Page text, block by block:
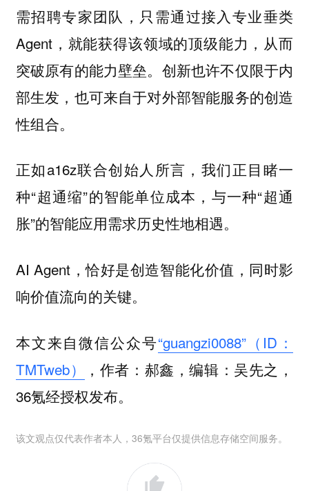
需招聘专家团队，只需通过接入专业垂类
Agent，就能获得该领域的顶级能力，从而
突破原有的能力壁垒。创新也许不仅限于内
部生发，也可来自于对外部智能服务的创造
性组合。
正如a16z联合创始人所言，我们正目睹一
种“超通缩”的智能单位成本，与一种“超通
胀”的智能应用需求历史性地相遇。
AI Agent，恰好是创造智能化价值，同时影
响价值流向的关键。
本文来自微信公众号“guangzi0088”（ID：
TMTweb）
，作者：郝鑫，编辑：吴先之，
36氪经授权发布。
该文观点仅代表作者本人，36氪平台仅提供信息存储空间服务。